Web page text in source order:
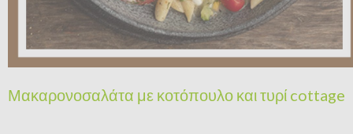
Μακαρονοσαλάτα με κοτόπουλο και τυρί cottage